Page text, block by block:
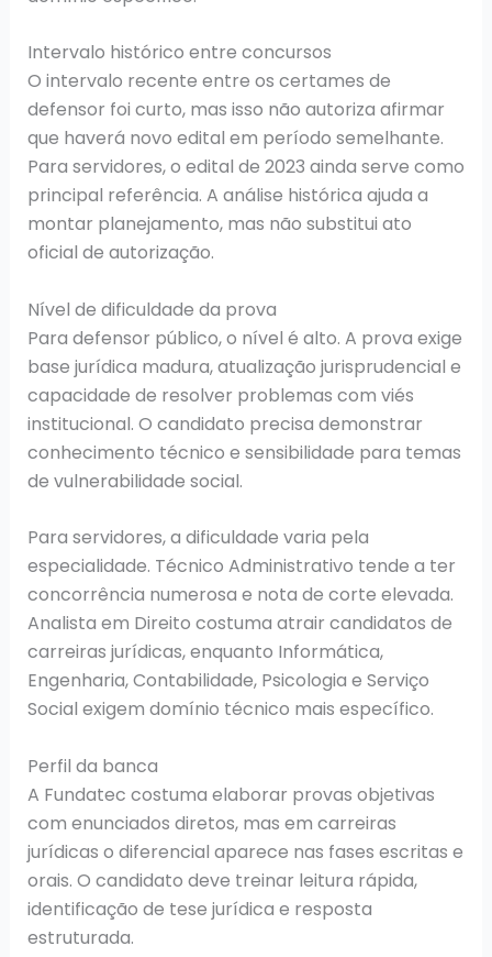
Intervalo histórico entre concursos
O intervalo recente entre os certames de
defensor foi curto, mas isso não autoriza afirmar
que haverá novo edital em período semelhante.
Para servidores, o edital de 2023 ainda serve como
principal referência. A análise histórica ajuda a
montar planejamento, mas não substitui ato
oficial de autorização.
Nível de dificuldade da prova
Para defensor público, o nível é alto. A prova exige
base jurídica madura, atualização jurisprudencial e
capacidade de resolver problemas com viés
institucional. O candidato precisa demonstrar
conhecimento técnico e sensibilidade para temas
de vulnerabilidade social.
Para servidores, a dificuldade varia pela
especialidade. Técnico Administrativo tende a ter
concorrência numerosa e nota de corte elevada.
Analista em Direito costuma atrair candidatos de
carreiras jurídicas, enquanto Informática,
Engenharia, Contabilidade, Psicologia e Serviço
Social exigem domínio técnico mais específico.
Perfil da banca
A Fundatec costuma elaborar provas objetivas
com enunciados diretos, mas em carreiras
jurídicas o diferencial aparece nas fases escritas e
orais. O candidato deve treinar leitura rápida,
identificação de tese jurídica e resposta
estruturada.